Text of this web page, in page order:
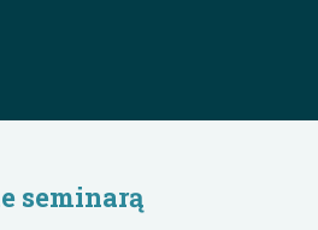
seminarą